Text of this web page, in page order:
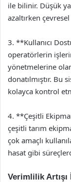
ile bilinir. Düşük
azaltırken
3. **Kullanıcı
operatörlerin
yönetmelerine
donatılmıştır. Bu
kolayca kontrol
4. **Çeşitli
çeşitli tarım
çok amaçlı
hasat gibi
Verimlilik